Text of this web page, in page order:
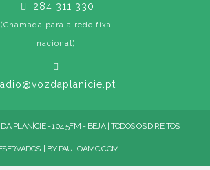
284 311 330
(Chamada para a rede fixa
nacional)
PLANÍCIE - 104.5FM - BEJA | TODOS OS DIREITOS
| BY PAULOAMC.COM